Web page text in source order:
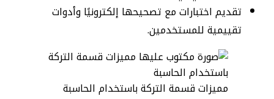
تقديم اختبارات مع تصحيحها إلكترونيًا وأدوات
تقييمية للمستخدمين.
مميزات قسمة التركة باستخدام الحاسبة